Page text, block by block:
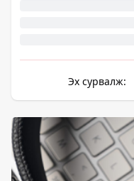
Эх сурвалж: